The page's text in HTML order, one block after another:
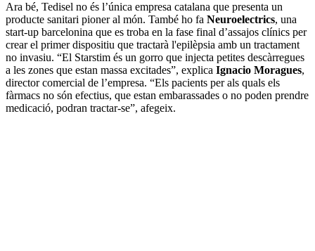
Ara bé, Tedisel no és l’única empresa catalana que presenta un
producte sanitari pioner al món. També ho fa Neuroelectrics, una
start-up barcelonina que es troba en la fase final d’assajos clínics per
crear el primer dispositiu que tractarà l'epilèpsia amb un tractament
no invasiu. “El Starstim és un gorro que injecta petites descàrregues
a les zones que estan massa excitades”, explica Ignacio Moragues,
director comercial de l’empresa. “Els pacients per als quals els
fàrmacs no són efectius, que estan embarassades o no poden prendre
medicació, podran tractar-se”, afegeix.